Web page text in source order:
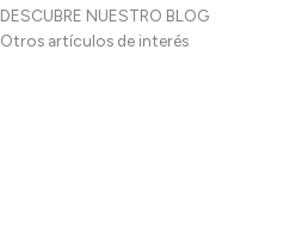
DESCUBRE NUESTRO BLOG
Otros artículos de interés